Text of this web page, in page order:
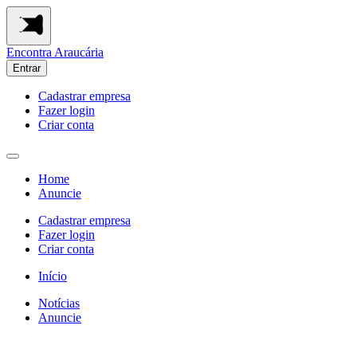
Encontra Araucária
Entrar
Cadastrar empresa
Fazer login
Criar conta
Home
Anuncie
Cadastrar empresa
Fazer login
Criar conta
Início
Notícias
Anuncie